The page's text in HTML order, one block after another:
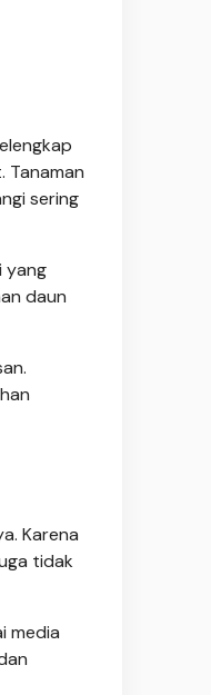
Tanaman
sering
yang
daun
Karena
tidak
media